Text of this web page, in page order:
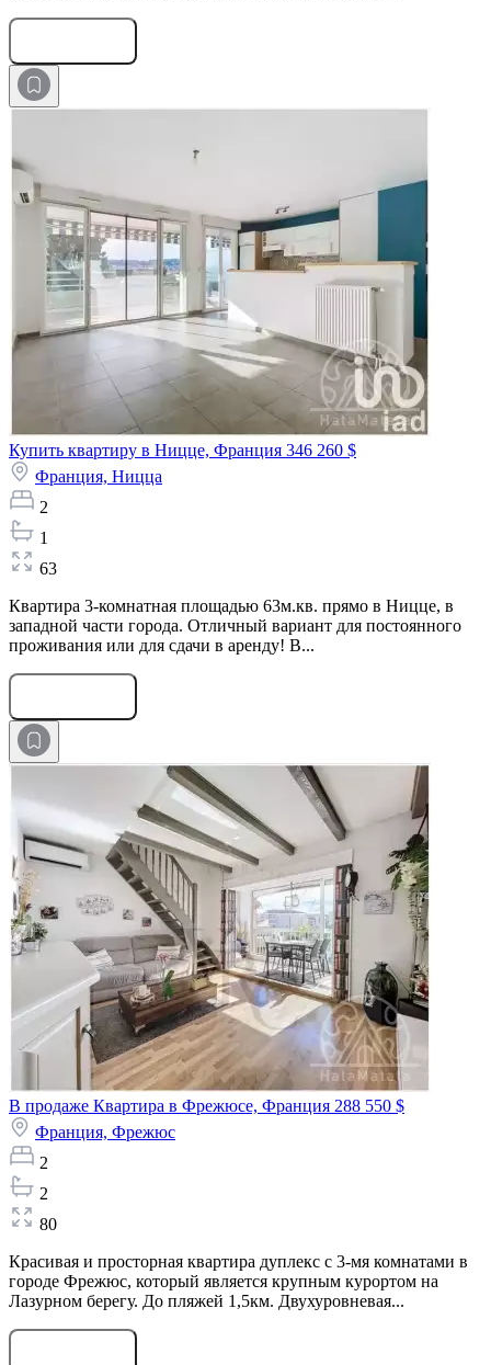
Купить квартиру в Ницце, Франция 346 260 $
Франция, Ницца
2
1
63
Квартира 3-комнатная площадью 63м.кв. прямо в Ницце, в
западной части города. Отличный вариант для постоянного
проживания или для сдачи в аренду! В...
В продаже Квартира в Фрежюсе, Франция 288 550 $
Франция, Фрежюс
2
2
80
Красивая и просторная квартира дуплекс с 3-мя комнатами в
городе Фрежюс, который является крупным курортом на
Лазурном берегу. До пляжей 1,5км. Двухуровневая...